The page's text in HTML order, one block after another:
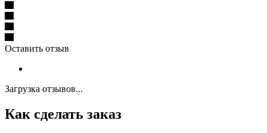
Оставить отзыв
Загрузка отзывов...
Как сделать заказ